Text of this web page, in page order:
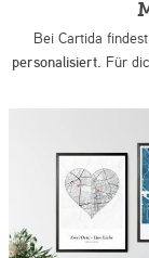
Bei Cartida
personalisiert. Für